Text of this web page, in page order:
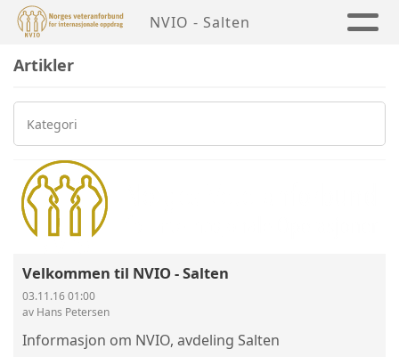
NVIO - Salten
Artikler
Kategori
Velkommen til NVIO - Salten
03.11.16 01:00
av Hans Petersen
Informasjon om NVIO, avdeling Salten